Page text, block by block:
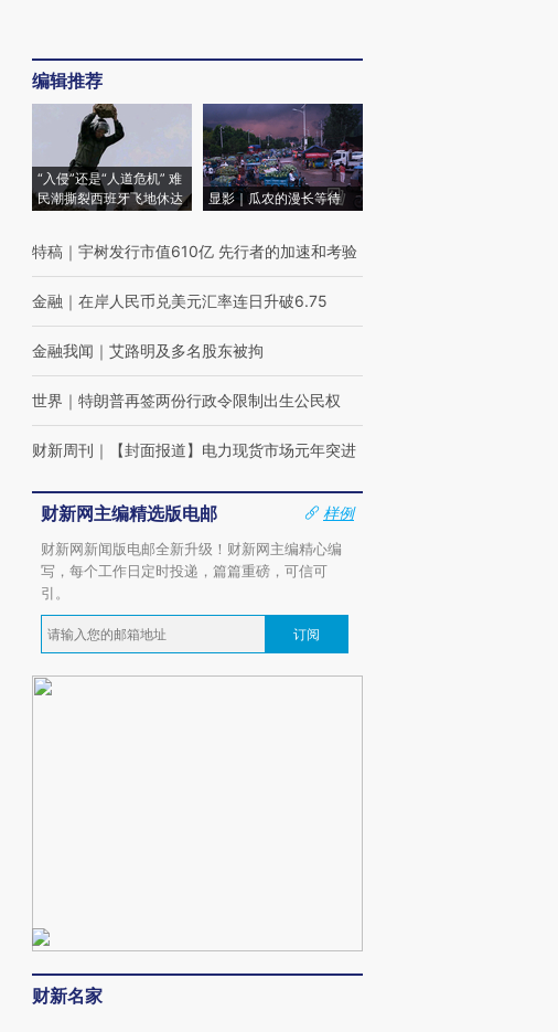
编辑推荐
“入侵”还是“人道危机” 难
民潮撕裂西班牙飞地休达
显影｜瓜农的漫长等待
特稿 ｜ 宇树发行市值610亿 先行者的加速和考验
金融 ｜ 在岸人民币兑美元汇率连日升破6.75
金融我闻 ｜ 艾路明及多名股东被拘
世界 ｜ 特朗普再签两份行政令限制出生公民权
财新周刊 ｜ 【封面报道】电力现货市场元年突进
财新网主编精选版电邮
样例
财新网新闻版电邮全新升级！财新网主编精心编
写，每个工作日定时投递，篇篇重磅，可信可
引。
订阅
财新名家